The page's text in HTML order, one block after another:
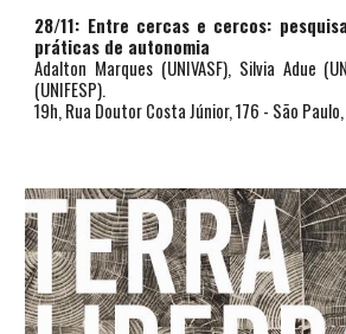
28/11: Entre cercas e cercos:
práticas de autonomia
Adalton Marques (UNIVASF), Silvia Adue
(UNIFESP).
19h, Rua Doutor Costa Júnior, 176 - São